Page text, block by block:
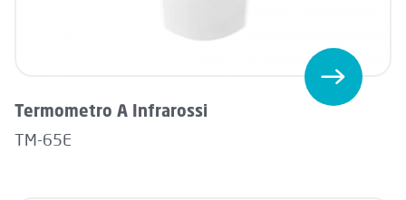
Termometro A Infrarossi
TM-65E